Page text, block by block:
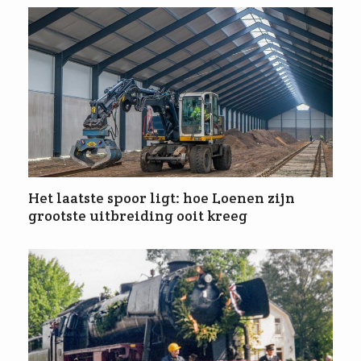
Het laatste spoor ligt: hoe Loenen zijn
grootste uitbreiding ooit kreeg